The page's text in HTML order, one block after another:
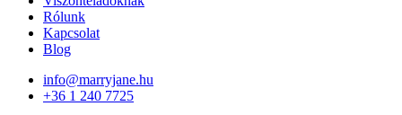
Rólunk
Kapcsolat
Blog
info@marryjane.hu
+36 1 240 7725